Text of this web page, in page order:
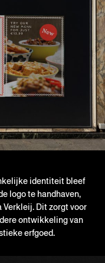
identiteit bleef
logo te handhaven,
Verkleij. Dit zorgt voor
ontwikkeling van
erfgoed.